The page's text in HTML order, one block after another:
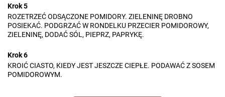
Krok 5
ROZETRZEĆ ODSĄCZONE POMIDORY. ZIELENINĘ DROBNO
POSIEKAĆ. PODGRZAĆ W RONDELKU PRZECIER POMIDOROWY,
ZIELENINĘ, DODAĆ SÓL, PIEPRZ, PAPRYKĘ.
Krok 6
KROIĆ CIASTO, KIEDY JEST JESZCZE CIEPŁE. PODAWAĆ Z SOSEM
POMIDOROWYM.